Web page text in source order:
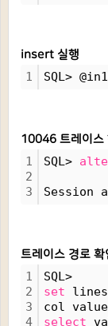
insert 실행
1 SQL>
10046 트레이스
1
2
3
SQL>
Session
트레이스 경로 확
1
2
3
4
SQL>
set lines
col
select